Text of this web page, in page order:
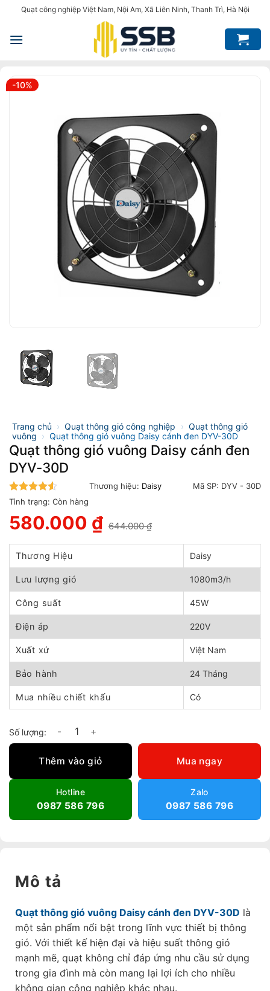
nội
Quạt công nghiệp Việt Nam, Nội Am, Xã Liên Ninh, Thanh Trì, Hà Nội
-10%
Trang chủ › Quạt thông gió công nghiệp › Quạt thông gió
vuông › Quạt thông gió vuông Daisy cánh đen DYV-30D
Quạt thông gió vuông Daisy cánh đen
DYV-30D
4.5trên 5
Thương hiệu: Daisy Mã SP: DYV - 30D
Tình trạng: Còn hàng
644.000₫
gốc
là:
644.000 ₫.
580.000 ₫
hiện
tại
580.000 ₫.
Thương Hiệu Daisy
Lưu lượng gió 1080m3/h
Công suất 45W
Điện áp 220V
Xuất xứ Việt Nam
Bảo hành 24 Tháng
Mua nhiều chiết khấu Có
Quạt thông gió vuông Daisy cánh đen DYV-30D số lượng
Thêm vào giỏ Mua ngay
Hotline
0987 586 796
Zalo
0987 586 796
Mô tả
Quạt thông gió vuông Daisy cánh đen DYV-30D là
một sản phẩm nổi bật trong lĩnh vực thiết bị thông
gió. Với thiết kế hiện đại và hiệu suất thông gió
mạnh mẽ, quạt không chỉ đáp ứng nhu cầu sử dụng
trong gia đình mà còn mang lại lợi ích cho nhiều
không gian công nghiệp khác nhau.